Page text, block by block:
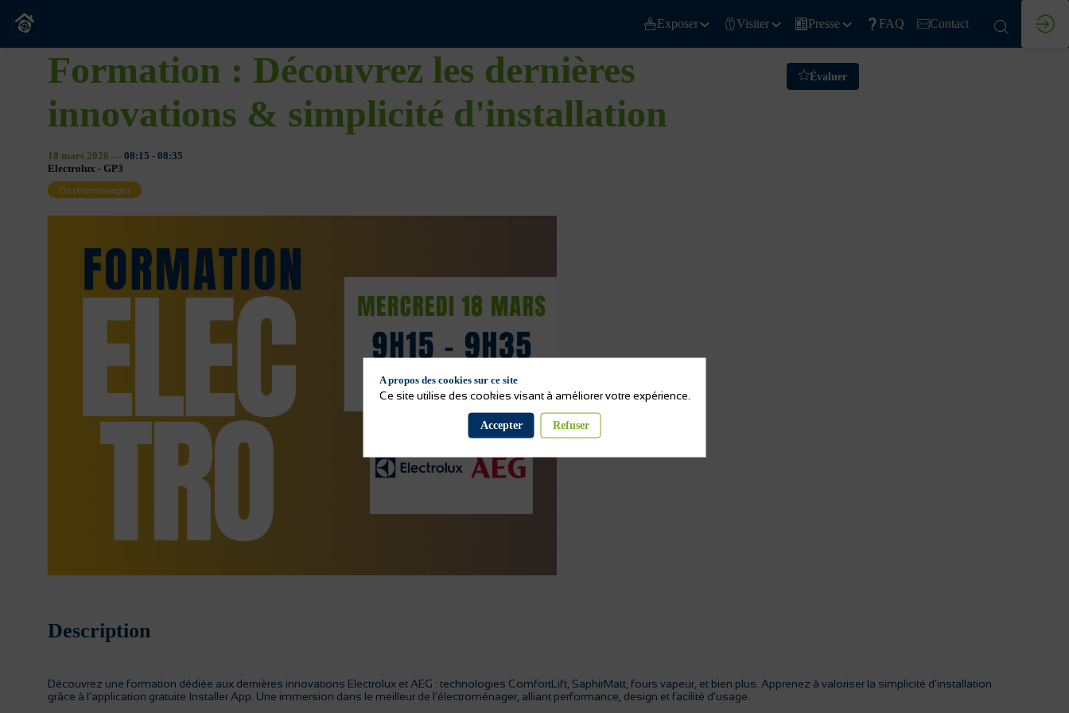
Exposer Visiter Presse FAQ Contact
Évaluer
Formation : Découvrez les dernières
innovations & simplicité d'installation
18 mars 2026 — 08:15 - 08:35
Electrolux - GP3
Électroménager
Description
Découvrez une formation dédiée aux dernières innovations Electrolux et AEG : technologies ComfortLift, SaphirMatt, fours vapeur, et bien plus. Apprenez à valoriser la simplicité d’installation
grâce à l’application gratuite Installer App. Une immersion dans le meilleur de l’électroménager, alliant performance, design et facilité d’usage.
A propos des cookies sur ce site
Ce site utilise des cookies visant à améliorer votre expérience.
Accepter Refuser